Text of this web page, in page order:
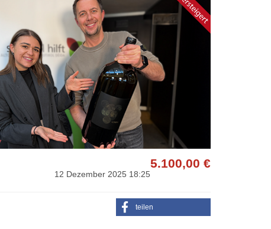
5.100,00 €
12 Dezember 2025 18:25
teilen